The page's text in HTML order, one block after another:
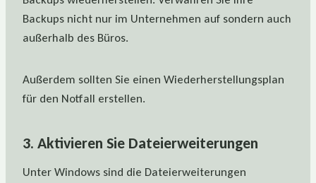
Backups nicht nur im Unternehmen auf sondern auch
außerhalb des Büros.
Außerdem sollten Sie einen Wiederherstellungsplan
für den Notfall erstellen.
3. Aktivieren Sie Dateierweiterungen
Unter Windows sind die Dateierweiterungen